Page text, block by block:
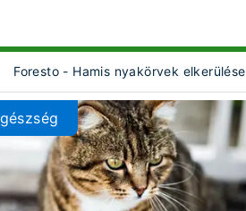
submenu for [object Object]
Foresto - Hamis nyakörvek elkerülése